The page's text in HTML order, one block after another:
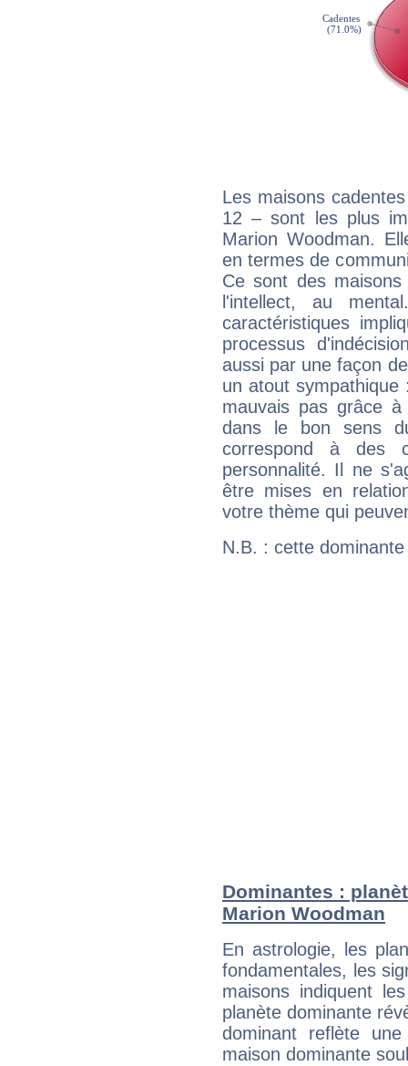
Les maisons
12 – sont les plus
Marion Woodman.
en termes de
Ce sont des
l'intellect, au
caractéristiques
processus
aussi par une façon
un atout
mauvais pas grâce
dans le bon sens
correspond à des
personnalité. Il ne
être mises en
votre thème qui
N.B. : cette
Dominantes :
Marion Woodman
En astrologie, les
fondamentales, les
maisons indiquent
planète dominante
dominant reflète
maison dominante